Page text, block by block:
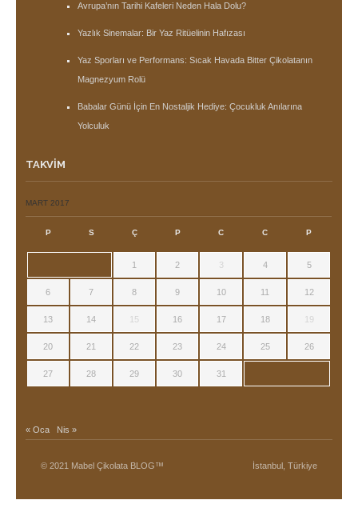
Avrupa’nın Tarihi Kafeleri Neden Hala Dolu?
Yazlık Sinemalar: Bir Yaz Ritüelinin Hafızası
Yaz Sporları ve Performans: Sıcak Havada Bitter Çikolatanın
Magnezyum Rolü
Babalar Günü İçin En Nostaljik Hediye: Çocukluk Anılarına
Yolculuk
TAKVIM
MART 2017
P S Ç P C C P
1 2 3 4 5
6 7 8 9 10 11 12
13 14 15 16 17 18 19
20 21 22 23 24 25 26
27 28 29 30 31
« Oca Nis »
© 2021 Mabel Çikolata BLOG™ İstanbul, Türkiye